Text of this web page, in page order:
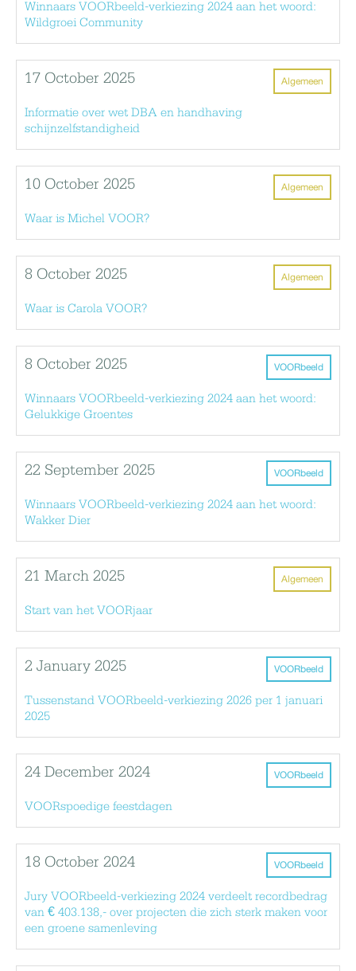
Winnaars VOORbeeld-verkiezing 2024 aan het woord:
Wildgroei Community
Algemeen
17 October 2025
Informatie over wet DBA en handhaving
schijnzelfstandigheid
Algemeen
10 October 2025
Waar is Michel VOOR?
Algemeen
8 October 2025
Waar is Carola VOOR?
VOORbeeld
8 October 2025
Winnaars VOORbeeld-verkiezing 2024 aan het woord:
Gelukkige Groentes
VOORbeeld
22 September 2025
Winnaars VOORbeeld-verkiezing 2024 aan het woord:
Wakker Dier
Algemeen
21 March 2025
Start van het VOORjaar
VOORbeeld
2 January 2025
Tussenstand VOORbeeld-verkiezing 2026 per 1 januari
2025
VOORbeeld
24 December 2024
VOORspoedige feestdagen
VOORbeeld
18 October 2024
Jury VOORbeeld-verkiezing 2024 verdeelt recordbedrag
van € 403.138,- over projecten die zich sterk maken voor
een groene samenleving